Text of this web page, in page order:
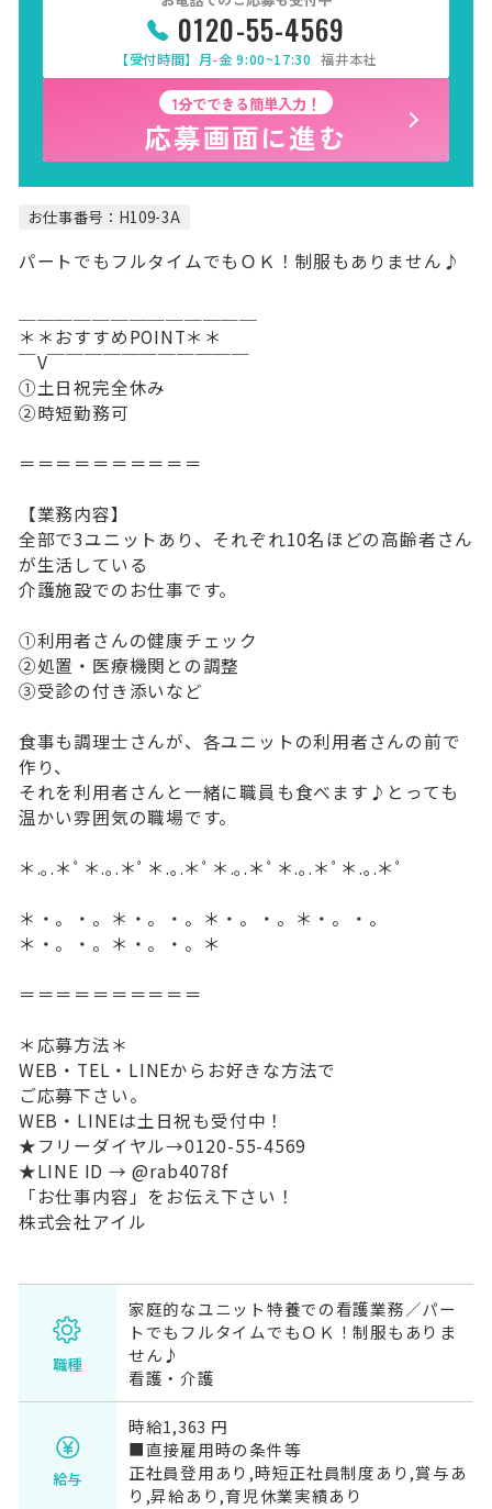
0120-55-4569
【受付時間】月-金 9:00~17:30 福井本社
1分でできる簡単入力！
応募画面に進む
お仕事番号：H109-3A
パートでもフルタイムでもＯＫ！制服もありません♪
＊＊おすすめPOINT＊＊
￣V￣￣￣￣￣￣￣￣￣￣￣
①土日祝完全休み
②時短勤務可
＝＝＝＝＝＝＝＝＝＝
【業務内容】
全部で3ユニットあり、それぞれ10名ほどの高齢者さん
が生活している
介護施設でのお仕事です。
①利用者さんの健康チェック
②処置・医療機関との調整
③受診の付き添いなど
食事も調理士さんが、各ユニットの利用者さんの前で
作り、
それを利用者さんと一緒に職員も食べます♪とっても
温かい雰囲気の職場です。
＊.｡.＊ﾟ＊.｡.＊ﾟ＊.｡.＊ﾟ＊.｡.＊ﾟ＊.｡.＊ﾟ＊.｡.＊ﾟ
＊・。・。＊・。・。＊・。・。＊・。・。
＊・。・。＊・。・。＊
＝＝＝＝＝＝＝＝＝＝
＊応募方法＊
WEB・TEL・LINEからお好きな方法で
ご応募下さい。
WEB・LINEは土日祝も受付中！
★フリーダイヤル→0120-55-4569
★LINE ID → @rab4078f
「お仕事内容」をお伝え下さい！
株式会社アイル
職種
家庭的なユニット特養での看護業務／パー
トでもフルタイムでもＯＫ！制服もありま
せん♪
看護・介護
給与
時給1,363 円
■直接雇用時の条件等
正社員登用あり,時短正社員制度あり,賞与あ
り,昇給あり,育児休業実績あり